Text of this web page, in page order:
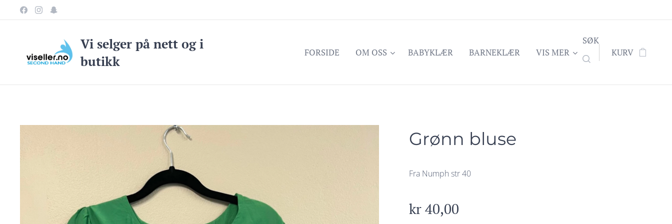
Vi selger på nett og i
butikk
FORSIDE OM OSS BABYKLÆR BARNEKLÆR VIS MER
SØK
KURV
Grønn bluse
Fra Numph str 40
kr40,00